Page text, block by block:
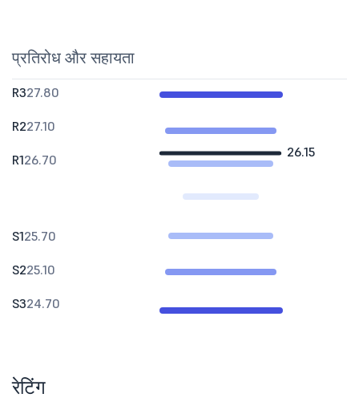
प्रतिरोध और सहायता
26.15
R327.80
R227.10
R126.70
S125.70
S225.10
S324.70
रेटिंग